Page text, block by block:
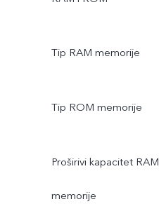
Tip RAM memorije
Tip ROM memorije
Proširivi kapacitet RAM
memorije